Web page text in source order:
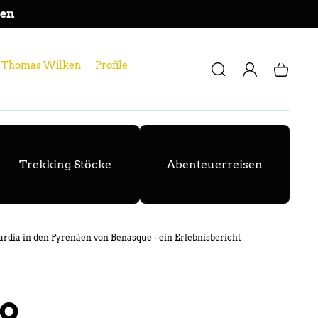
Thomas Wilken Profile EinloggenWarenkorb
Trekking Stöcke Abenteuerreisen
in den Pyrenäen von Benasque - ein Erlebnisbericht